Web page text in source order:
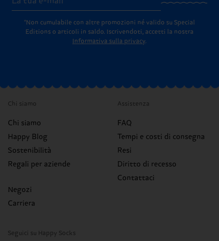
*Non cumulabile con altre promozioni né valido su Special
Editions o articoli in saldo.
Iscrivendoti, accetti la nostra
Informativa sulla privacy.
Chi siamo
Chi siamo
Happy Blog
Sostenibilità
Regali per aziende
Negozi
Carriera
Assistenza
FAQ
Tempi e costi di consegna
Resi
Diritto di recesso
Contattaci
Seguici su Happy Socks